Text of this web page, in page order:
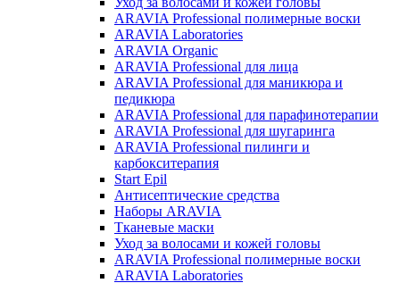
ARAVIA Professional полимерные воски
ARAVIA Laboratories
ARAVIA Organic
ARAVIA Professional для лица
ARAVIA Professional для маникюра и
педикюра
ARAVIA Professional для парафинотерапии
ARAVIA Professional для шугаринга
ARAVIA Professional пилинги и
карбокситерапия
Start Epil
Антисептические средства
Наборы ARAVIA
Тканевые маски
Уход за волосами и кожей головы
ARAVIA Professional полимерные воски
ARAVIA Laboratories